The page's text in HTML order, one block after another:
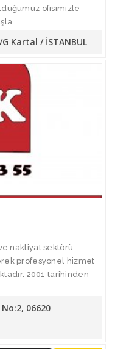
ofisimizle
Kartal / İSTANBUL
nakliyat sektörü
profesyonel hizmet
2001 tarihinden
06620